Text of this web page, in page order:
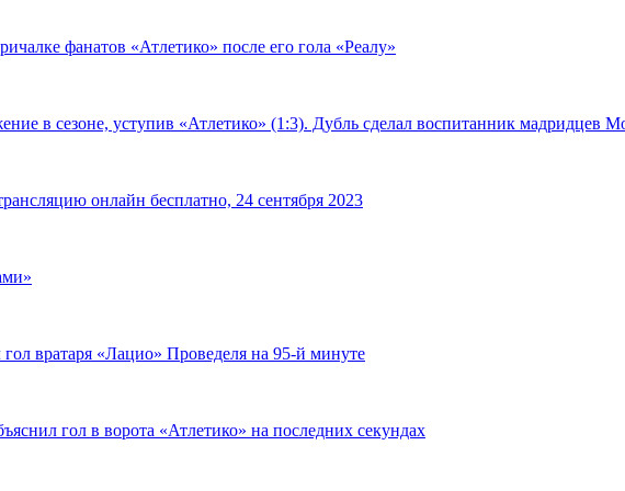
фанатов «Атлетико» после его гола «Реалу»
в сезоне, уступив «Атлетико» (1:3). Дубль сделал воспитанник мадридцев
онлайн бесплатно, 24 сентября 2023
вратаря «Лацио» Проведеля на 95-й минуте
гол в ворота «Атлетико» на последних секундах